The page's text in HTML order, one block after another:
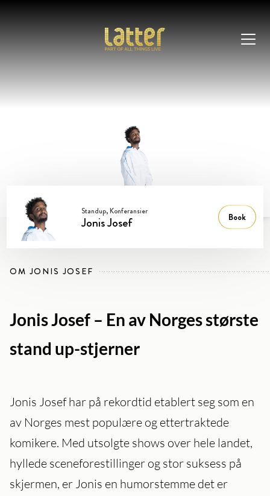
Standup, Konferansier
Jonis Josef Book
OM JONIS JOSEF
Jonis Josef – En av Norges største
stand up-stjerner
Jonis Josef har på rekordtid etablert seg som en
av Norges mest populære og ettertraktede
komikere. Med utsolgte shows over hele landet,
hyllede sceneforestillinger og stor suksess på
skjermen, er Jonis en humorstemme det er